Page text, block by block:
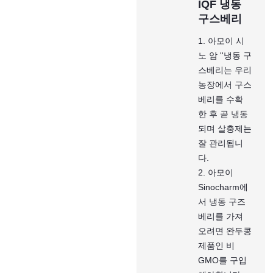
IQF 냉동
구스베리
1. 아모이 시
노 암 ''냉동 구
스베리는 우리
농장에서 구스
베리를 수확
한 후 곧 냉동
되며 살충제는
잘 관리됩니
다.
2. 아모이
Sinocharm에
서 냉동 구즈
베리를 가져
오려면 완두콩
제품인 비
GMO를 구입